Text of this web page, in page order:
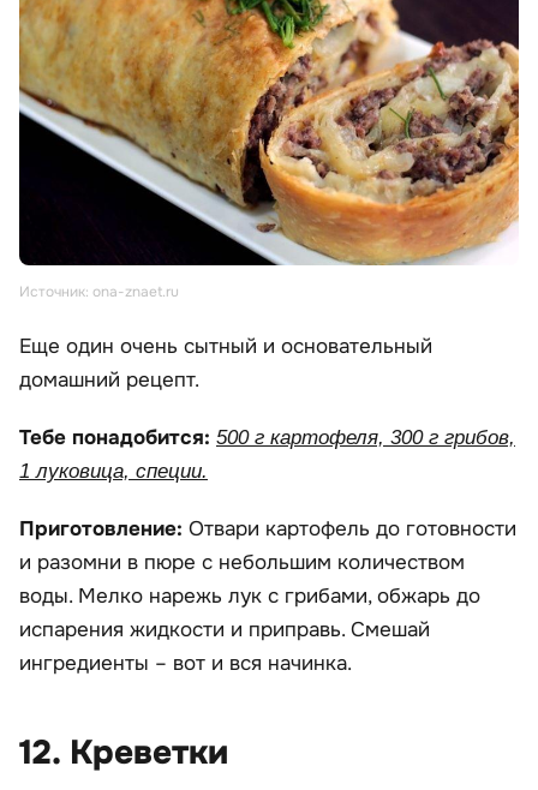
Источник: ona-znaet.ru
Еще один очень сытный и основательный
домашний рецепт.
Тебе понадобится: 500 г картофеля, 300 г грибов,
1 луковица, специи.
Приготовление: Отвари картофель до готовности
и разомни в пюре с небольшим количеством
воды. Мелко нарежь лук с грибами, обжарь до
испарения жидкости и приправь. Смешай
ингредиенты – вот и вся начинка.
12. Креветки